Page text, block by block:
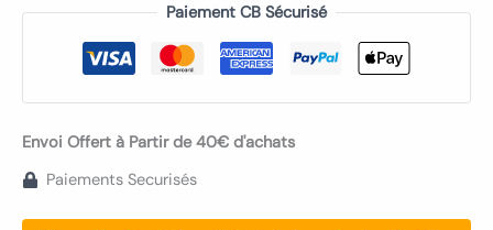
Paiement CB Sécurisé
Envoi Offert à Partir de 40€ d'achats
Paiements Securisés